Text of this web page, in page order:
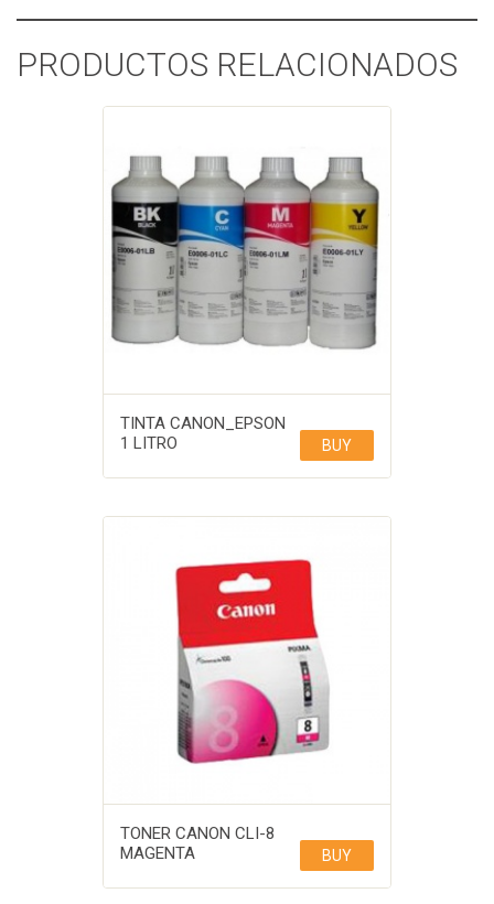
PRODUCTOS RELACIONADOS
TINTA CANON_EPSON
1 LITRO
BUY
TONER CANON CLI-8
MAGENTA
BUY